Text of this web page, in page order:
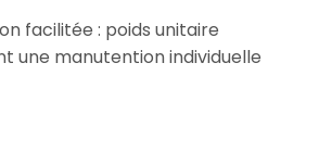
facilitée : poids unitaire
une manutention individuelle